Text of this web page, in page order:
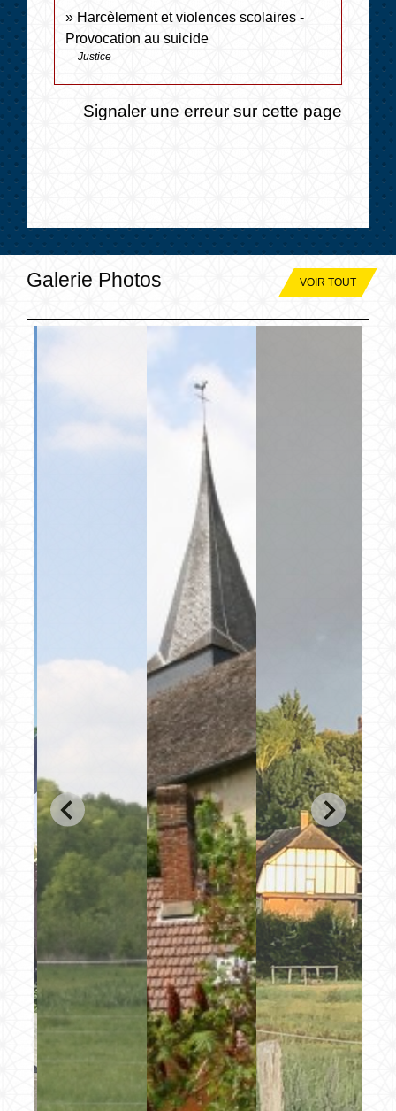
Harcèlement et violences scolaires -
Provocation au suicide
Justice
Signaler une erreur sur cette page
Galerie Photos VOIR TOUT